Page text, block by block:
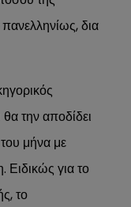
δια
την αποδίδει
μήνα με
για το
το